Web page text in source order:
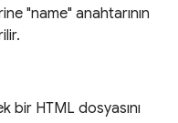
"name" anahtarının
bir HTML dosyasını